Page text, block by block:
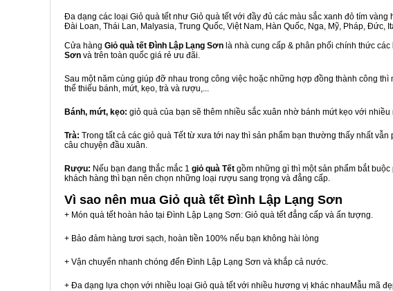
Đa dạng các loại Giỏ quà tết như Giỏ quà tết với đầy đủ các màu sắc xanh đỏ tím
Đài Loan, Thái Lan, Malyasia, Trung Quốc, Việt Nam, Hàn Quốc, Nga, Mỹ, Pháp, Đức,
Cửa hàng Giỏ quà tết Đình Lập Lạng Sơn là nhà cung cấp & phân phối chính thức
Sơn và trên toàn quốc giá rẻ ưu đãi.
Sau một năm cùng giúp đỡ nhau trong công việc hoặc những hợp đồng thành công
thể thiếu bánh, mứt, kẹo, trà và rượu,...
Bánh, mứt, kẹo: giỏ quà của bạn sẽ thêm nhiều sắc xuân nhờ bánh mứt kẹo với
Trà: Trong tất cả các giỏ quà Tết từ xưa tới nay thì sản phẩm bạn thường thấy nhất
câu chuyện đầu xuân.
Rượu: Nếu bạn đang thắc mắc 1 giỏ quà Tết gồm những gì thì một sản phẩm bắt
khách hàng thì bạn nên chọn những loại rượu sang trọng và đẳng cấp.
Vì sao nên mua Giỏ quà tết Đình Lập Lạng Sơn
+ Món quà tết hoàn hảo tại Đình Lập Lạng Sơn: Giỏ quà tết đẳng cấp và ấn tượng.
+ Bảo đảm hàng tươi sạch, hoàn tiền 100% nếu bạn không hài lòng
+ Vận chuyển nhanh chóng đến Đình Lập Lạng Sơn và khắp cả nước.
+ Đa dạng lựa chọn với nhiều loại Giỏ quà tết với nhiều hương vị khác nhauMẫu mã